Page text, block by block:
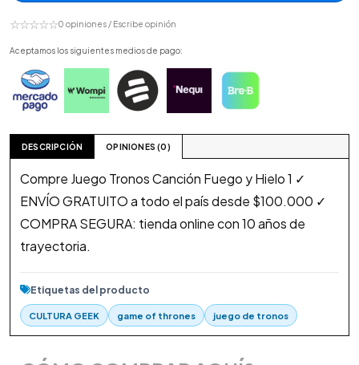
☆☆☆☆☆0 opiniones / Escribe opinión
Aceptamos los siguientes medios de pago:
DESCRIPCIÓN OPINIONES (0)
Compre Juego Tronos Canción Fuego y Hielo 1 ✓
ENVÍO GRATUITO a todo el país desde $100.000 ✓
COMPRA SEGURA: tienda online con 10 años de
trayectoria.
Etiquetas del producto
CULTURA GEEK game of thrones juego de tronos